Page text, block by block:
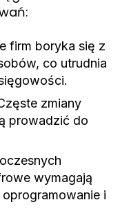
firm boryka się z
co utrudnia
zmiany
prowadzić do
wymagają
i